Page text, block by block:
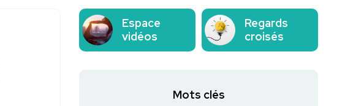
Espace
vidéos
Regards
croisés
Mots clés